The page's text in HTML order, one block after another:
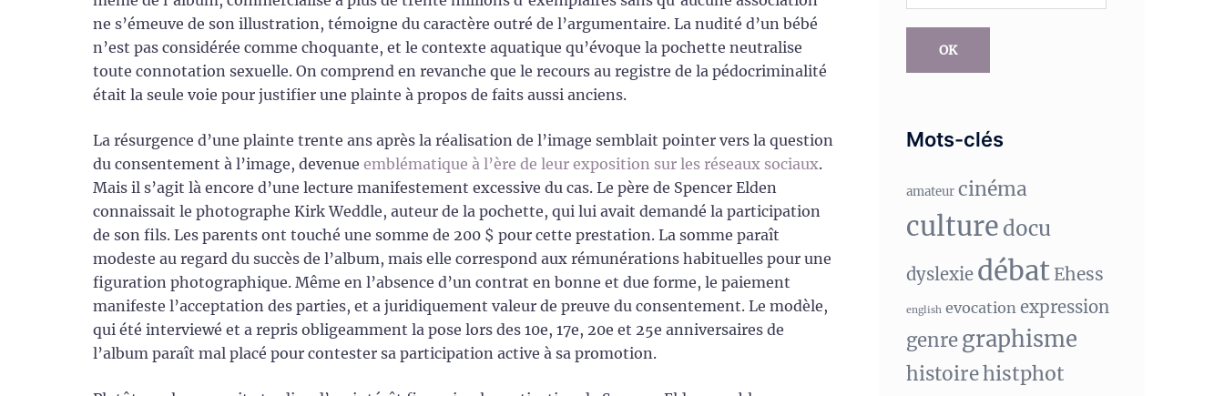
ne s’émeuve de son illustration, témoigne du caractère outré de l’argumentaire. La nudité d’un bébé
n’est pas considérée comme choquante, et le contexte aquatique qu’évoque la pochette neutralise
toute connotation sexuelle. On comprend en revanche que le recours au registre de la pédocriminalité
était la seule voie pour justifier une plainte à propos de faits aussi anciens.
La résurgence d’une plainte trente ans après la réalisation de l’image semblait pointer vers la question
du consentement à l’image, devenue emblématique à l’ère de leur exposition sur les réseaux sociaux.
Mais il s’agit là encore d’une lecture manifestement excessive du cas. Le père de Spencer Elden
connaissait le photographe Kirk Weddle, auteur de la pochette, qui lui avait demandé la participation
de son fils. Les parents ont touché une somme de 200 $ pour cette prestation. La somme paraît
modeste au regard du succès de l’album, mais elle correspond aux rémunérations habituelles pour une
figuration photographique. Même en l’absence d’un contrat en bonne et due forme, le paiement
manifeste l’acceptation des parties, et a juridiquement valeur de preuve du consentement. Le modèle,
qui été interviewé et a repris obligeamment la pose lors des 10e, 17e, 20e et 25e anniversaires de
l’album paraît mal placé pour contester sa participation active à sa promotion.
OK
Mots-clés
amateur cinéma
culture docu
dyslexie débat Ehess
english evocation expression
genre graphisme
histoirehistphot